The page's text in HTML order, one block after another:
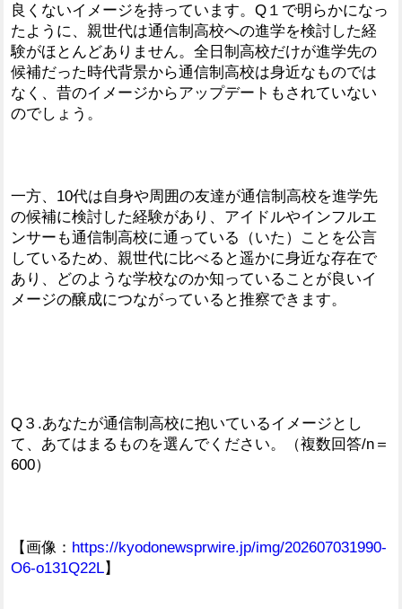
良くないイメージを持っています。Q１で明らかになっ
たように、親世代は通信制高校への進学を検討した経
験がほとんどありません。全日制高校だけが進学先の
候補だった時代背景から通信制高校は身近なものでは
なく、昔のイメージからアップデートもされていない
のでしょう。
一方、10代は自身や周囲の友達が通信制高校を進学先
の候補に検討した経験があり、アイドルやインフルエ
ンサーも通信制高校に通っている（いた）ことを公言
しているため、親世代に比べると遥かに身近な存在で
あり、どのような学校なのか知っていることが良いイ
メージの醸成につながっていると推察できます。
Q３.あなたが通信制高校に抱いているイメージとし
て、あてはまるものを選んでください。（複数回答/n＝
600）
【画像： https://kyodonewsprwire.jp/img/202607031990-
O6-o131Q22L】